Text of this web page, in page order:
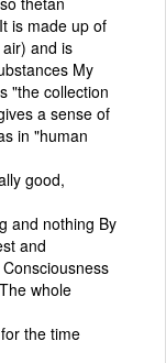
is made up of
and is
My
"the collection
a sense of
in "human
good,
and nothing By
and
whole
the time